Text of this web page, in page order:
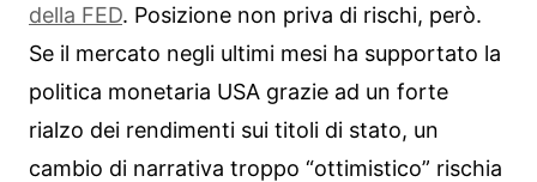
della FED. Posizione non priva di rischi, però.
Se il mercato negli ultimi mesi ha supportato la
politica monetaria USA grazie ad un forte
rialzo dei rendimenti sui titoli di stato, un
cambio di narrativa troppo “ottimistico” rischia